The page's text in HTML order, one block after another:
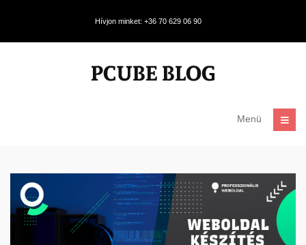
Hívjon minket: +36 70 629 06 90
Menü